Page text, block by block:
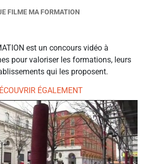
FILME MA FORMATION
est un concours vidéo à
pour valoriser les formations, leurs
qui les proposent.
ÉGALEMENT